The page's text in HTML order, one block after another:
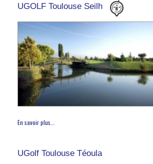
UGOLF Toulouse Seilh
En savoir plus...
UGolf Toulouse Téoula